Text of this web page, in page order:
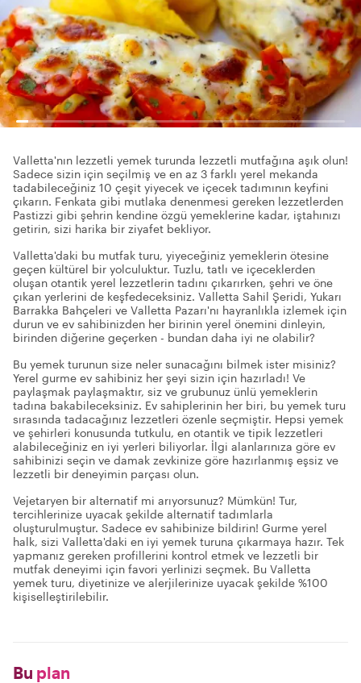
Valletta'nın lezzetli yemek turunda lezzetli mutfağına aşık olun!
Sadece sizin için seçilmiş ve en az 3 farklı yerel mekanda
tadabileceğiniz 10 çeşit yiyecek ve içecek tadımının keyfini
çıkarın. Fenkata gibi mutlaka denenmesi gereken lezzetlerden
Pastizzi gibi şehrin kendine özgü yemeklerine kadar, iştahınızı
getirin, sizi harika bir ziyafet bekliyor.
Valletta'daki bu mutfak turu, yiyeceğiniz yemeklerin ötesine
geçen kültürel bir yolculuktur. Tuzlu, tatlı ve içeceklerden
oluşan otantik yerel lezzetlerin tadını çıkarırken, şehri ve öne
çıkan yerlerini de keşfedeceksiniz. Valletta Sahil Şeridi, Yukarı
Barrakka Bahçeleri ve Valletta Pazarı'nı hayranlıkla izlemek için
durun ve ev sahibinizden her birinin yerel önemini dinleyin,
birinden diğerine geçerken - bundan daha iyi ne olabilir?
Bu yemek turunun size neler sunacağını bilmek ister misiniz?
Yerel gurme ev sahibiniz her şeyi sizin için hazırladı! Ve
paylaşmak paylaşmaktır, siz ve grubunuz ünlü yemeklerin
tadına bakabileceksiniz. Ev sahiplerinin her biri, bu yemek turu
sırasında tadacağınız lezzetleri özenle seçmiştir. Hepsi yemek
ve şehirleri konusunda tutkulu, en otantik ve tipik lezzetleri
alabileceğiniz en iyi yerleri biliyorlar. İlgi alanlarınıza göre ev
sahibinizi seçin ve damak zevkinize göre hazırlanmış eşsiz ve
lezzetli bir deneyimin parçası olun.
Vejetaryen bir alternatif mi arıyorsunuz? Mümkün! Tur,
tercihlerinize uyacak şekilde alternatif tadımlarla
oluşturulmuştur. Sadece ev sahibinize bildirin! Gurme yerel
halk, sizi Valletta'daki en iyi yemek turuna çıkarmaya hazır. Tek
yapmanız gereken profillerini kontrol etmek ve lezzetli bir
mutfak deneyimi için favori yerlinizi seçmek. Bu Valletta
yemek turu, diyetinize ve alerjilerinize uyacak şekilde %100
kişiselleştirilebilir.
Bu plan